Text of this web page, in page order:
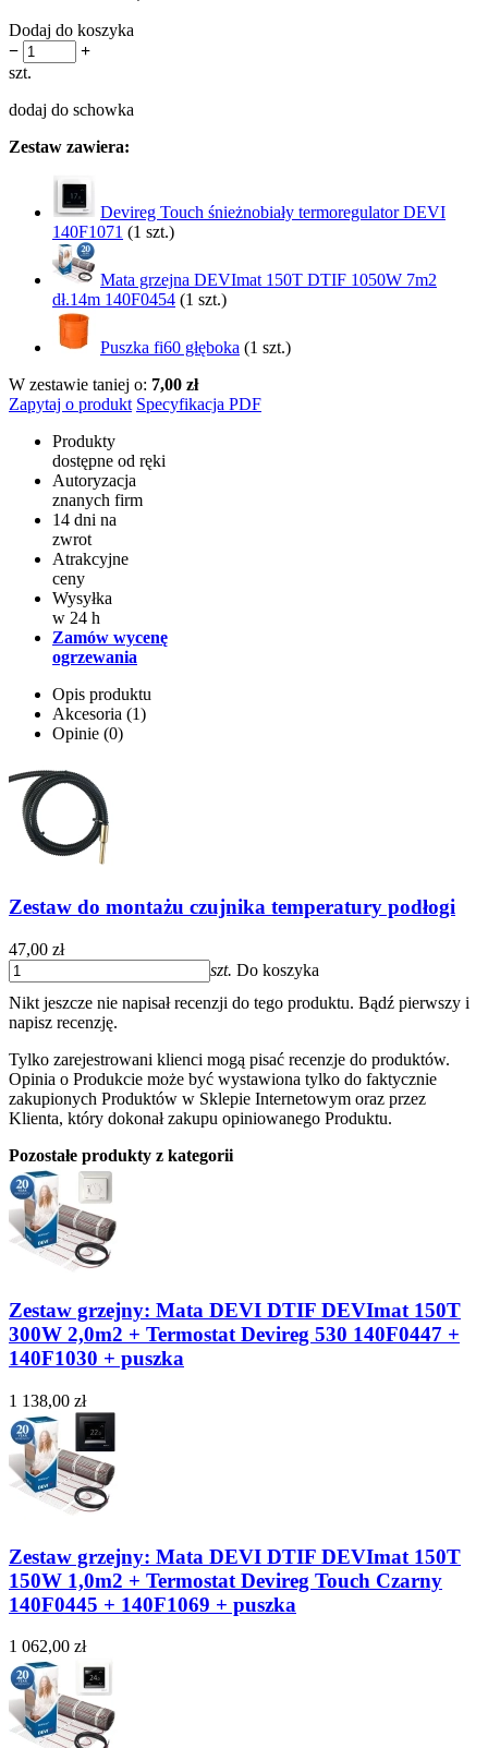
Dodaj do koszyka
−
+
szt.
dodaj do schowka
Zestaw zawiera:
Devireg Touch śnieżnobiały termoregulator DEVI
140F1071 (1 szt.)
Mata grzejna DEVImat 150T DTIF 1050W 7m2
dł.14m 140F0454 (1 szt.)
Puszka fi60 głęboka (1 szt.)
W zestawie taniej o: 7,00 zł
Zapytaj o produkt Specyfikacja PDF
Produkty
dostępne od ręki
Autoryzacja
znanych firm
14 dni na
zwrot
Atrakcyjne
ceny
Wysyłka
w 24 h
Zamów wycenę
ogrzewania
Opis produktu
Akcesoria (1)
Opinie (0)
Zestaw do montażu czujnika temperatury podłogi
47,00 zł
szt. Do koszyka
Nikt jeszcze nie napisał recenzji do tego produktu. Bądź pierwszy i
napisz recenzję.
Tylko zarejestrowani klienci mogą pisać recenzje do produktów.
Opinia o Produkcie może być wystawiona tylko do faktycznie
zakupionych Produktów w Sklepie Internetowym oraz przez
Klienta, który dokonał zakupu opiniowanego Produktu.
Pozostałe produkty z kategorii
Zestaw grzejny: Mata DEVI DTIF DEVImat 150T
300W 2,0m2 + Termostat Devireg 530 140F0447 +
140F1030 + puszka
1 138,00 zł
Zestaw grzejny: Mata DEVI DTIF DEVImat 150T
150W 1,0m2 + Termostat Devireg Touch Czarny
140F0445 + 140F1069 + puszka
1 062,00 zł